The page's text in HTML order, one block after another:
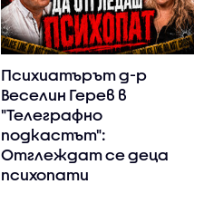
Психиатърът д-р
Веселин Герев в
"Телеграфно
подкастът":
Отглеждат се деца
психопати